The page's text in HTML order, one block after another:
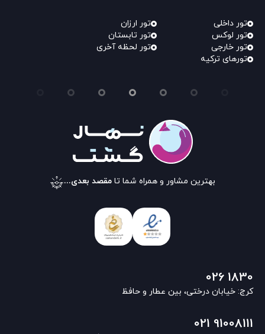
تور داخلی
تور ارزان
تور لوکس
تور تابستان
تور خارجی
تور لحظه آخری
تورهای ترکیه
بهترین مشاور و همراه شما تا مقصد بعدی...
026 1830
کرج: خیابان درختی، بین عطار و حافظ
021 91008111